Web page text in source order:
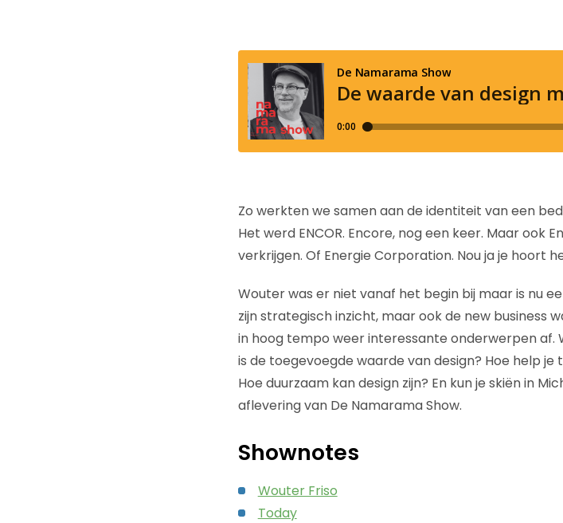
Zo werkten we samen aan de identiteit van een
Het werd ENCOR. Encore, nog een keer. Maar ook
verkrijgen. Of Energie Corporation. Nou ja je hoort
Wouter was er niet vanaf het begin bij maar is nu
zijn strategisch inzicht, maar ook de new business
in hoog tempo weer interessante onderwerpen af.
is de toegevoegde waarde van design? Hoe help
Hoe duurzaam kan design zijn? En kun je skiën in
aflevering van De Namarama Show.
Shownotes
Wouter Friso
Today